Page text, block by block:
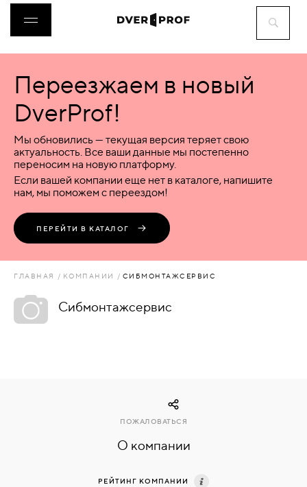
ДВЕРИ
ФУРНИТУРА
ВОРОТА
ПЕРЕГОРОДКИ
АКСЕССУАРЫ
Переезжаем в новый
DverProf!
Мы обновились — текущая версия теряет свою
актуальность. Все ваши данные мы постепенно
переносим на новую платформу.
Если вашей компании еще нет в каталоге, напишите
нам, мы поможем с переездом!
ПЕРЕЙТИ В КАТАЛОГ
ГЛАВНАЯ КОМПАНИИ СИБМОНТАЖСЕРВИС
Сибмонтажсервис
О компании
ПОЖАЛОВАТЬСЯ
РЕЙТИНГ КОМПАНИИ